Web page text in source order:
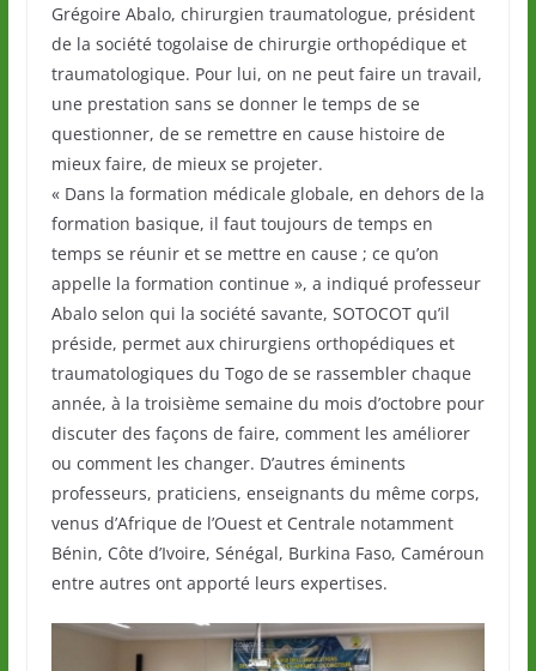
Grégoire Abalo, chirurgien traumatologue, président
de la société togolaise de chirurgie orthopédique et
traumatologique. Pour lui, on ne peut faire un travail,
une prestation sans se donner le temps de se
questionner, de se remettre en cause histoire de
mieux faire, de mieux se projeter.
« Dans la formation médicale globale, en dehors de la
formation basique, il faut toujours de temps en
temps se réunir et se mettre en cause ; ce qu’on
appelle la formation continue », a indiqué professeur
Abalo selon qui la société savante, SOTOCOT qu’il
préside, permet aux chirurgiens orthopédiques et
traumatologiques du Togo de se rassembler chaque
année, à la troisième semaine du mois d’octobre pour
discuter des façons de faire, comment les améliorer
ou comment les changer. D’autres éminents
professeurs, praticiens, enseignants du même corps,
venus d’Afrique de l’Ouest et Centrale notamment
Bénin, Côte d’Ivoire, Sénégal, Burkina Faso, Caméroun
entre autres ont apporté leurs expertises.